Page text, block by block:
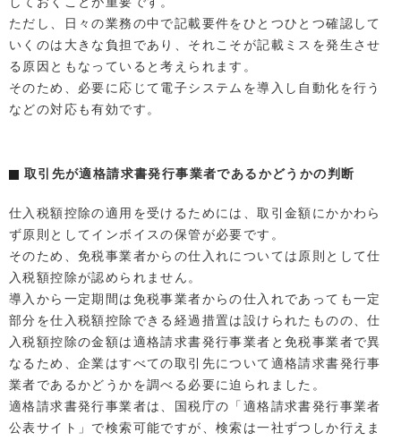
ただし、日々の業務の中で記載要件をひとつひとつ確認して
いくのは大きな負担であり、それこそが記載ミスを発生させ
る原因ともなっていると考えられます。
そのため、必要に応じて電子システムを導入し自動化を行う
などの対応も有効です。
取引先が適格請求書発行事業者であるかどうかの判断
仕入税額控除の適用を受けるためには、取引金額にかかわら
ず原則としてインボイスの保管が必要です。
そのため、免税事業者からの仕入れについては原則として仕
入税額控除が認められません。
導入から一定期間は免税事業者からの仕入れであっても一定
部分を仕入税額控除できる経過措置は設けられたものの、仕
入税額控除の金額は適格請求書発行事業者と免税事業者で異
なるため、企業はすべての取引先について適格請求書発行事
業者であるかどうかを調べる必要に迫られました。
適格請求書発行事業者は、国税庁の「適格請求書発行事業者
公表サイト」で検索可能ですが、検索は一社ずつしか行えま